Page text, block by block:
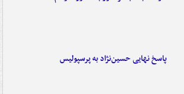
پاسخ نهایی حسین‌نژاد به پرسپولیس